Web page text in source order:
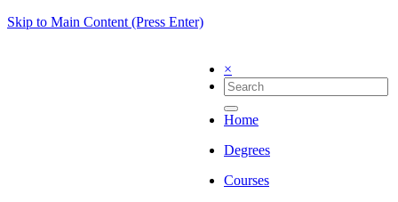
Skip to Main Content (Press Enter)
×
Home
Degrees
Courses